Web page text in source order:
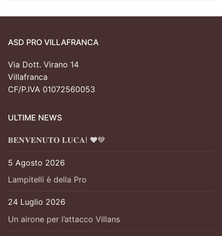
ASD PRO VILLAFRANCA
Via Dott. Virano 14
Villafranca
CF/P.IVA 01072560053
ULTIME NEWS
𝐁𝐄𝐍𝐕𝐄𝐍𝐔𝐓𝐎 𝐋𝐔𝐂𝐀! ❤️💙
5 Agosto 2026
Lampitelli è della Pro
24 Luglio 2026
Un airone per l’attacco Villans